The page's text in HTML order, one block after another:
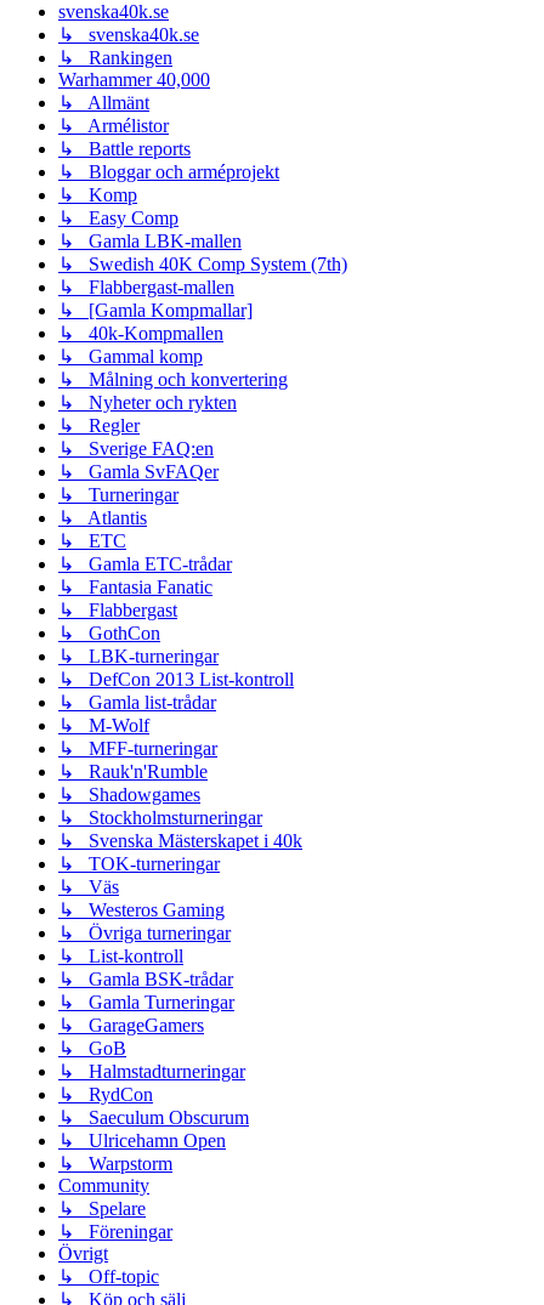
svenska40k.se
↳ svenska40k.se
↳ Rankingen
Warhammer 40,000
↳ Allmänt
↳ Armélistor
↳ Battle reports
↳ Bloggar och arméprojekt
↳ Komp
↳ Easy Comp
↳ Gamla LBK-mallen
↳ Swedish 40K Comp System (7th)
↳ Flabbergast-mallen
↳ [Gamla Kompmallar]
↳ 40k-Kompmallen
↳ Gammal komp
↳ Målning och konvertering
↳ Nyheter och rykten
↳ Regler
↳ Sverige FAQ:en
↳ Gamla SvFAQer
↳ Turneringar
↳ Atlantis
↳ ETC
↳ Gamla ETC-trådar
↳ Fantasia Fanatic
↳ Flabbergast
↳ GothCon
↳ LBK-turneringar
↳ DefCon 2013 List-kontroll
↳ Gamla list-trådar
↳ M-Wolf
↳ MFF-turneringar
↳ Rauk'n'Rumble
↳ Shadowgames
↳ Stockholmsturneringar
↳ Svenska Mästerskapet i 40k
↳ TOK-turneringar
↳ Väs
↳ Westeros Gaming
↳ Övriga turneringar
↳ List-kontroll
↳ Gamla BSK-trådar
↳ Gamla Turneringar
↳ GarageGamers
↳ GoB
↳ Halmstadturneringar
↳ RydCon
↳ Saeculum Obscurum
↳ Ulricehamn Open
↳ Warpstorm
Community
↳ Spelare
↳ Föreningar
Övrigt
↳ Off-topic
↳ Köp och sälj